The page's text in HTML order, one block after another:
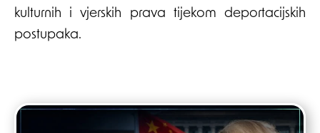
kulturnih i vjerskih prava tijekom deportacijskih
postupaka.
Post